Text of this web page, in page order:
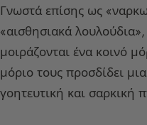
Γνωστά επίσης ως
«αισθησιακά
μοιράζονται ένα κοινό
μόριο τους προσδίδει
γοητευτική και σαρκική